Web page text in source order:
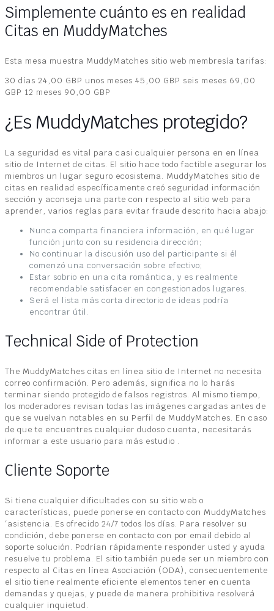
Simplemente cuánto es en realidad
Citas en MuddyMatches
Esta mesa muestra MuddyMatches sitio web membresía tarifas:
30 días 24,00 GBP unos meses 45,00 GBP seis meses 69,00
GBP 12 meses 90,00 GBP
¿Es MuddyMatches protegido?
La seguridad es vital para casi cualquier persona en en línea
sitio de Internet de citas. El sitio hace todo factible asegurar los
miembros un lugar seguro ecosistema. MuddyMatches sitio de
citas en realidad específicamente creó seguridad información
sección y aconseja una parte con respecto al sitio web para
aprender, varios reglas para evitar fraude descrito hacia abajo:
Nunca comparta financiera información, en qué lugar
función junto con su residencia dirección;
No continuar la discusión uso del participante si él
comenzó una conversación sobre efectivo;
Estar sobrio en una cita romántica, y es realmente
recomendable satisfacer en congestionados lugares.
Será el lista más corta directorio de ideas podría
encontrar útil.
Technical Side of Protection
The MuddyMatches citas en línea sitio de Internet no necesita
correo confirmación. Pero además, significa no lo harás
terminar siendo protegido de falsos registros. Al mismo tiempo,
los moderadores revisan todas las imágenes cargadas antes de
que se vuelvan notables en su Perfil de MuddyMatches. En caso
de que te encuentres cualquier dudoso cuenta, necesitarás
informar a este usuario para más estudio .
Cliente Soporte
Si tiene cualquier dificultades con su sitio web o
características, puede ponerse en contacto con MuddyMatches
‘asistencia. Es ofrecido 24/7 todos los días. Para resolver su
condición, debe ponerse en contacto con por email debido al
soporte solución. Podrían rápidamente responder usted y ayuda
resuelve tu problema. El sitio también puede ser un miembro con
respecto al Citas en línea Asociación (ODA), consecuentemente
el sitio tiene realmente eficiente elementos tener en cuenta
demandas y quejas, y puede de manera prohibitiva resolverá
cualquier inquietud.